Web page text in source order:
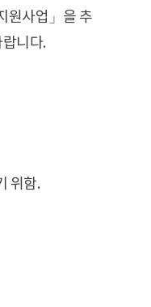
원사업」을 추
니다.
위함.